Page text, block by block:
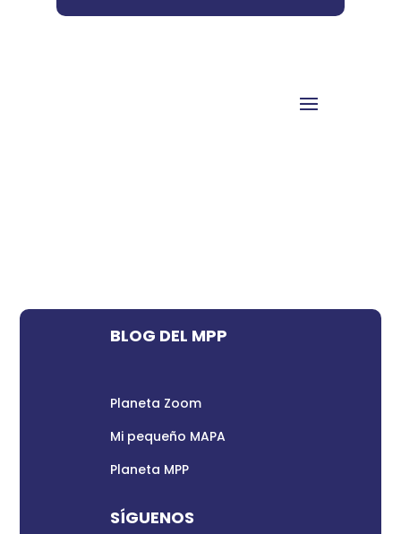
BLOG DEL MPP
Planeta Zoom
Mi pequeño MAPA
Planeta MPP
SÍGUENOS